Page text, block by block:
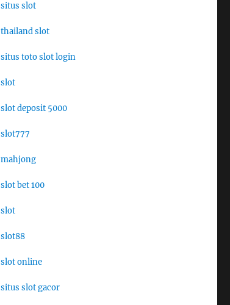
situs slot
thailand slot
situs toto slot login
slot
slot deposit 5000
slot777
mahjong
slot bet 100
slot
slot88
slot online
situs slot gacor